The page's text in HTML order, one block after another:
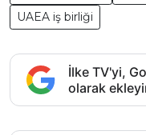
UAEA iş birliği
İlke TV'yi,
olarak